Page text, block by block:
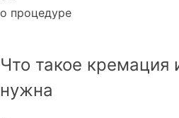
о процедуре
Что такое кремация
нужна